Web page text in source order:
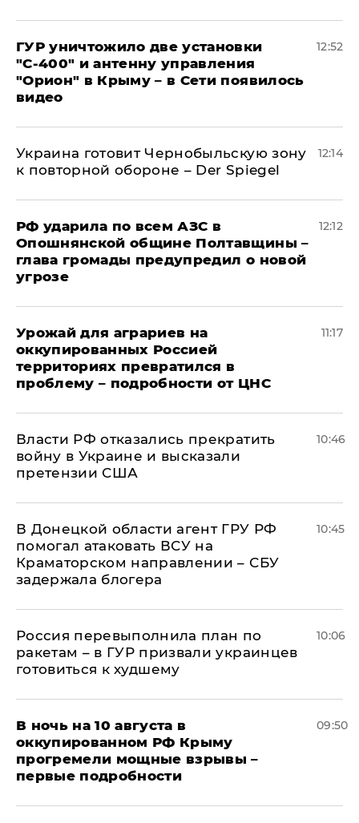
ГУР уничтожило две установки
"С‑400" и антенну управления
"Орион" в Крыму – в Сети появилось
видео
12:52
Украина готовит Чернобыльскую зону
к повторной обороне – Der Spiegel
12:14
РФ ударила по всем АЗС в
Опошнянской общине Полтавщины –
глава громады предупредил о новой
угрозе
12:12
Урожай для аграриев на
оккупированных Россией
территориях превратился в
проблему – подробности от ЦНС
11:17
Власти РФ отказались прекратить
войну в Украине и высказали
претензии США
10:46
В Донецкой области агент ГРУ РФ
помогал атаковать ВСУ на
Краматорском направлении – СБУ
задержала блогера
10:45
Россия перевыполнила план по
ракетам – в ГУР призвали украинцев
готовиться к худшему
10:06
В ночь на 10 августа в
оккупированном РФ Крыму
прогремели мощные взрывы –
первые подробности
09:50